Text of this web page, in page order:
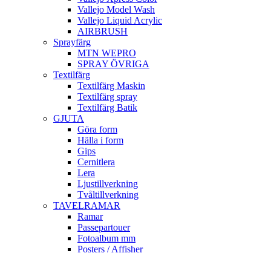
Vallejo Model Wash
Vallejo Liquid Acrylic
AIRBRUSH
Sprayfärg
MTN WEPRO
SPRAY ÖVRIGA
Textilfärg
Textilfärg Maskin
Textilfärg spray
Textilfärg Batik
GJUTA
Göra form
Hälla i form
Gips
Cernitlera
Lera
Ljustillverkning
Tvåltillverkning
TAVELRAMAR
Ramar
Passepartouer
Fotoalbum mm
Posters / Affisher